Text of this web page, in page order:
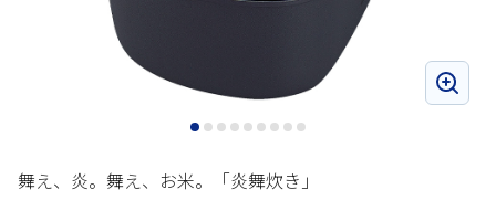
舞え、炎。舞え、お米。「炎舞炊き」